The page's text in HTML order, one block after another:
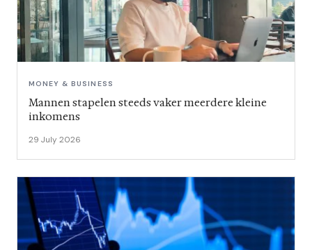
MONEY & BUSINESS
Mannen stapelen steeds vaker meerdere kleine
inkomens
29 July 2026